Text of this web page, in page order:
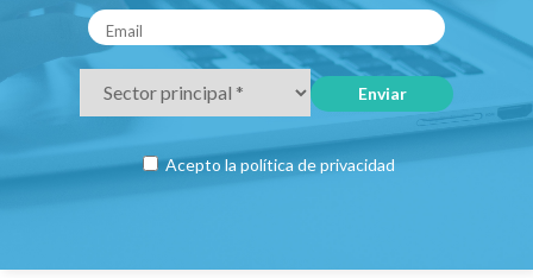
Acepto la política de privacidad